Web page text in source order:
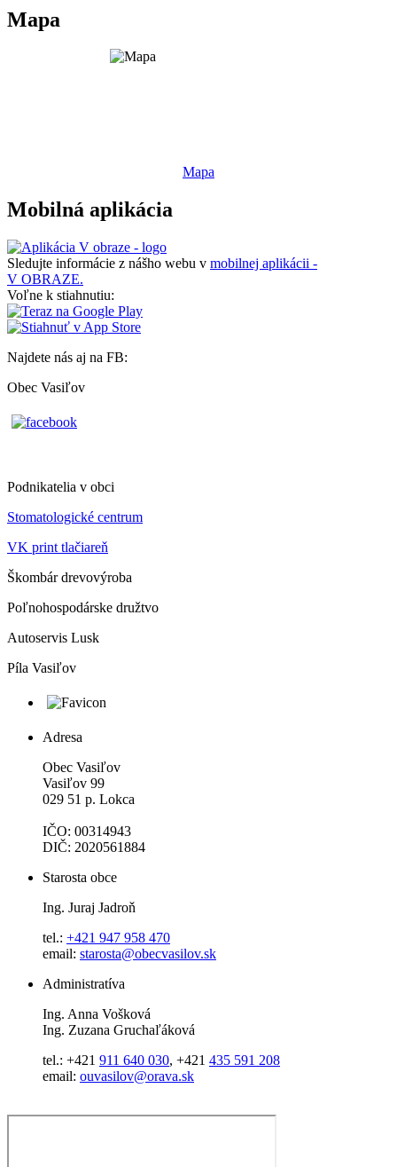
Mapa
Mapa
Mobilná aplikácia
Sledujte informácie z nášho webu v mobilnej aplikácii -
V OBRAZE.
Voľne k stiahnutiu:
Najdete nás aj na FB:
Obec Vasiľov
Podnikatelia v obci
Stomatologické centrum
VK print tlačiareň
Škombár drevovýroba
Poľnohospodárske družtvo
Autoservis Lusk
Píla Vasiľov
Adresa
Obec Vasiľov
Vasiľov 99
029 51 p. Lokca
IČO: 00314943
DIČ: 2020561884
Starosta obce
Ing. Juraj Jadroň
tel.: +421 947 958 470
email: starosta@obecvasilov.sk
Administratíva
Ing. Anna Vošková
Ing. Zuzana Gruchaľáková
tel.: +421 911 640 030, +421 435 591 208
email: ouvasilov@orava.sk